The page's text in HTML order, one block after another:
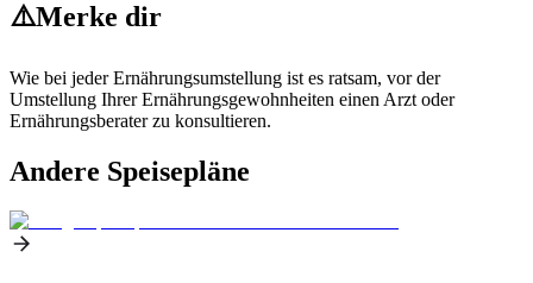
⚠️Merke dir
Wie bei jeder Ernährungsumstellung ist es ratsam, vor der
Umstellung Ihrer Ernährungsgewohnheiten einen Arzt oder
Ernährungsberater zu konsultieren.
Andere Speisepläne